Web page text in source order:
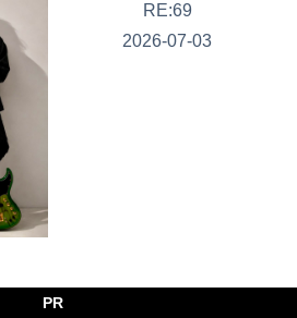
RE:69
2026-07-03
PR